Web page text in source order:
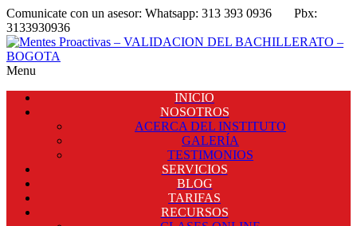
Comunicate con un asesor: Whatsapp: 313 393 0936 Pbx:
3133930936
Menu
INICIO
NOSOTROS
ACERCA DEL INSTITUTO
GALERÍA
TESTIMONIOS
SERVICIOS
BLOG
TARIFAS
RECURSOS